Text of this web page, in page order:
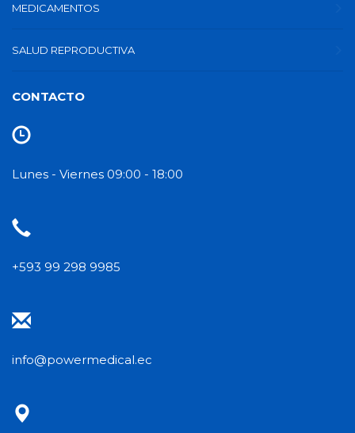
MEDICAMENTOS
SALUD REPRODUCTIVA
CONTACTO
Lunes - Viernes 09:00 - 18:00
+593 99 298 9985
info@powermedical.ec